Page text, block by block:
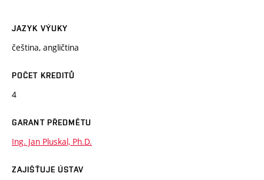
JAZYK VÝUKY
čeština, angličtina
POČET KREDITŮ
4
GARANT PŘEDMĚTU
Ing. Jan Pluskal, Ph.D.
ZAJIŠŤUJE ÚSTAV